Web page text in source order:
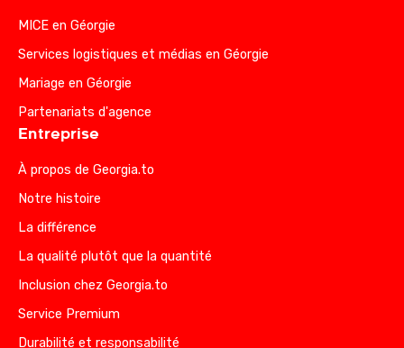
MICE en Géorgie
Services logistiques et médias en Géorgie
Mariage en Géorgie
Partenariats d'agence
Entreprise
À propos de Georgia.to
Notre histoire
La différence
La qualité plutôt que la quantité
Inclusion chez Georgia.to
Service Premium
Durabilité et responsabilité